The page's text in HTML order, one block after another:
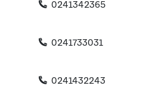
0241342365
0241733031
0241432243